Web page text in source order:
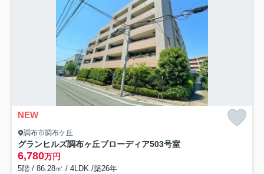
NEW
調布市調布ケ丘
グランヒルズ調布ヶ丘ブローディア503号室
6,780万円
5階 / 86.28㎡ / 4LDK /築26年